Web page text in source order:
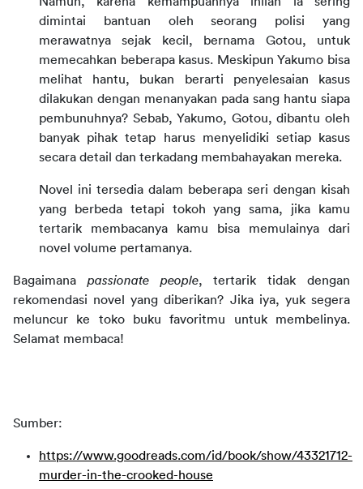
dimintai bantuan oleh seorang polisi yang
merawatnya sejak kecil, bernama Gotou, untuk
memecahkan beberapa kasus. Meskipun Yakumo bisa
melihat hantu, bukan berarti penyelesaian kasus
dilakukan dengan menanyakan pada sang hantu siapa
pembunuhnya? Sebab, Yakumo, Gotou, dibantu oleh
banyak pihak tetap harus menyelidiki setiap kasus
secara detail dan terkadang membahayakan mereka.
Novel ini tersedia dalam beberapa seri dengan kisah
yang berbeda tetapi tokoh yang sama, jika kamu
tertarik membacanya kamu bisa memulainya dari
novel volume pertamanya.
Bagaimana passionate people, tertarik tidak dengan
rekomendasi novel yang diberikan? Jika iya, yuk segera
meluncur ke toko buku favoritmu untuk membelinya.
Selamat membaca!
Sumber:
https://www.goodreads.com/id/book/show/43321712-
murder-in-the-crooked-house